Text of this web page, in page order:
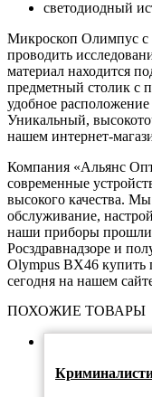
светодиодный
Микроскоп Олимпус с
проводить
материал находится
предметный столик с
удобное
Уникальный,
нашем интернет-
Компания «Альянс
современные
высокого качества.
обслуживание,
наши приборы прошли
Росздравнадзоре и
Olympus BX46 купить
сегодня на нашем
ПОХОЖИЕ ТОВАРЫ